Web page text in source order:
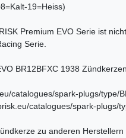
19=Heiss)
Premium EVO Serie ist
Serie.
BR12BFXC 1938
catalogues/spark-plugs/type/
catalogues/spark-plugs/
zu anderen